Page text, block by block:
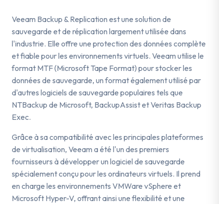
Veeam Backup & Replication est une solution de
sauvegarde et de réplication largement utilisée dans
l'industrie. Elle offre une protection des données complète
et fiable pour les environnements virtuels. Veeam utilise le
format MTF (Microsoft Tape Format) pour stocker les
données de sauvegarde, un format également utilisé par
d'autres logiciels de sauvegarde populaires tels que
NTBackup de Microsoft, BackupAssist et Veritas Backup
Exec.
Grâce à sa compatibilité avec les principales plateformes
de virtualisation, Veeam a été l'un des premiers
fournisseurs à développer un logiciel de sauvegarde
spécialement conçu pour les ordinateurs virtuels. Il prend
en charge les environnements VMWare vSphere et
Microsoft Hyper-V, offrant ainsi une flexibilité et une